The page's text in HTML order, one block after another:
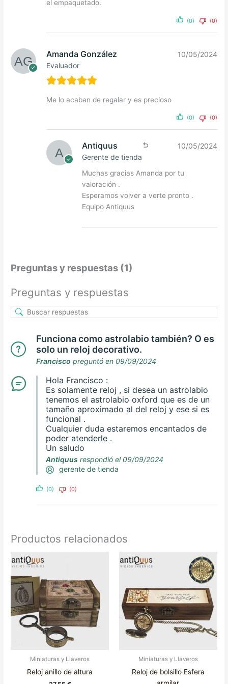
el empaquetado.
(0) (0)
Amanda González
Evaluador
10/05/2024
Me lo acaban de regalar y es precioso
(0) (0)
Antiquus
Gerente de tienda
10/05/2024
Muchas gracias Amanda por tu
valoración .
Esperamos volver a verte pronto .
Equipo Antiquus
Preguntas y respuestas (1)
Preguntas y respuestas
Funciona como astrolabio también? O es
solo un reloj decorativo.
Francisco preguntó en 09/09/2024
Hola Francisco :
Es solamente reloj , si desea un astrolabio
tenemos el astrolabio oxford que es de un
tamaño aproximado al del reloj y ese si es
funcional .
Cualquier duda estaremos encantados de
poder atenderle .
Un saludo
Antiquus respondió el 09/09/2024
gerente de tienda
(0) (0)
Productos relacionados
Miniaturas y Llaveros
Reloj anillo de altura
tiene
múltiples
variantes.
Las
opciones
elegir
en
Miniaturas y Llaveros
Reloj de bolsillo Esfera
Este
producto
tiene
múltiples
variantes.
Las
opciones
se
elegir
en